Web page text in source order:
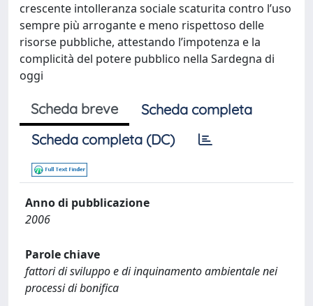
crescente intolleranza sociale scaturita contro l’uso
sempre più arrogante e meno rispettoso delle
risorse pubbliche, attestando l’impotenza e la
complicità del potere pubblico nella Sardegna di
oggi
Scheda breve
Scheda completa
Scheda completa (DC)
Anno di pubblicazione
2006
Parole chiave
fattori di sviluppo e di inquinamento ambientale nei
processi di bonifica